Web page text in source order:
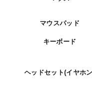
マウスパッド
キーボード
ヘッドセット(イヤホ